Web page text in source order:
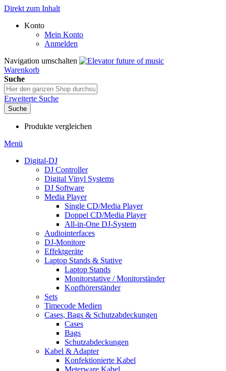
Direkt zum Inhalt
Konto
Mein Konto
Anmelden
Navigation umschalten
Warenkorb
Suche
Erweiterte Suche
Suche
Produkte vergleichen
Menü
Digital-DJ
DJ Controller
Digital Vinyl Systems
DJ Software
Media Player
Single CD/Media Player
Doppel CD/Media Player
All-in-One DJ-System
Audiointerfaces
DJ-Monitore
Effektgeräte
Laptop Stands & Stative
Laptop Stands
Monitorstative / Monitorständer
Kopfhörerständer
Sets
Timecode Medien
Cases, Bags & Schutzabdeckungen
Cases
Bags
Schutzabdeckungen
Kabel & Adapter
Konfektionierte Kabel
Meterware Kabel